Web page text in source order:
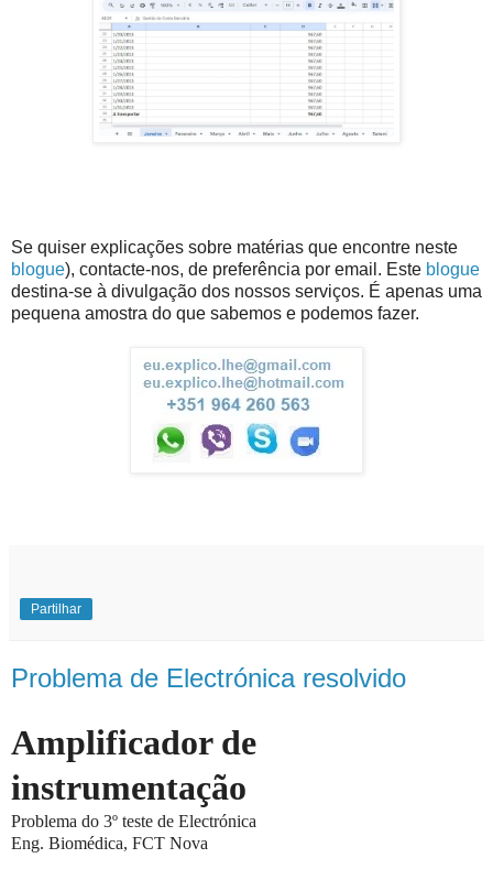
Se quiser explicações sobre matérias que encontre neste
blogue), contacte-nos, de preferência por email. Este blogue
destina-se à divulgação dos nossos serviços. É apenas uma
pequena amostra do que sabemos e podemos fazer.
Partilhar
Problema de Electrónica resolvido
Amplificador de
instrumentação
Problema do 3º teste de Electrónica
Eng. Biomédica, FCT Nova